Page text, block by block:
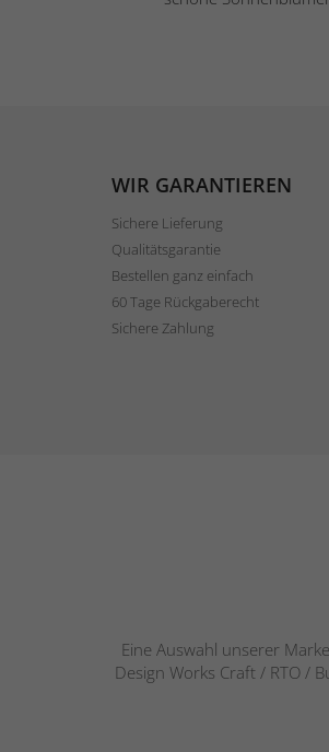
WIR GARANTIEREN
Sichere Lieferung
Qualitätsgarantie
Bestellen ganz einfach
60 Tage Rückgaberecht
Sichere Zahlung
Eine Auswahl unserer
Design Works Craft / RTO /